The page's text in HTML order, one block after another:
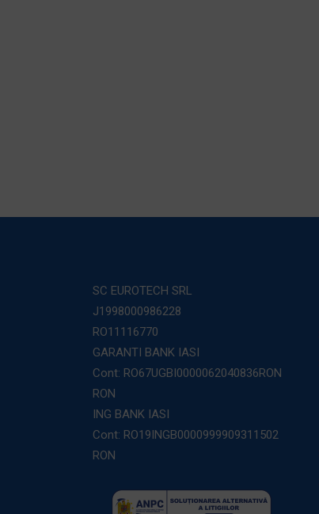
SC EUROTECH SRL
J1998000986228
RO11116770
GARANTI BANK IASI
Cont: RO67UGBI0000062040836RON
RON
ING BANK IASI
Cont: RO19INGB0000999909311502
RON